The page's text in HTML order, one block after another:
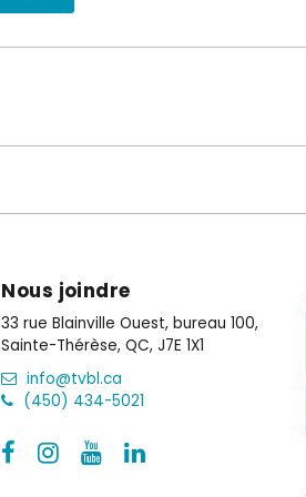
Nous joindre
33 rue Blainville Ouest, bureau 100,
Sainte-Thérèse, QC, J7E 1X1
info@tvbl.ca
(450) 434-5021